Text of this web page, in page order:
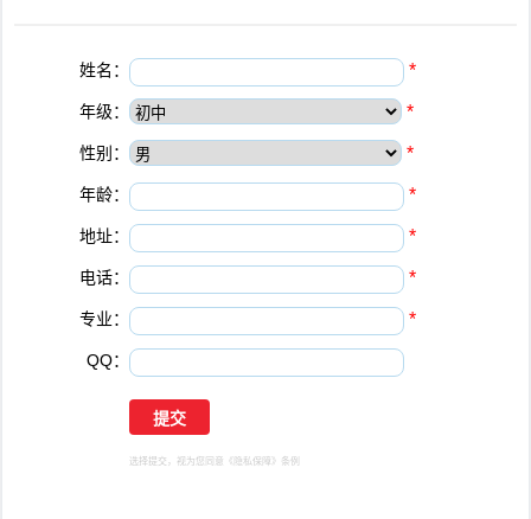
姓名： *
年级： *
性别： *
年龄： *
地址： *
电话： *
专业： *
QQ：
选择提交，视为您同意 《隐私保障》 条例